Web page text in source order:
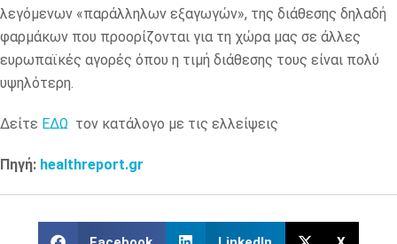
λεγόμενων «παράλληλων εξαγωγών», της διάθεσης δηλαδή
φαρμάκων που προορίζονται για τη χώρα μας σε άλλες
ευρωπαϊκές αγορές όπου η τιμή διάθεσης τους είναι πολύ
υψηλότερη.
Δείτε ΕΔΩ τον κατάλογο με τις ελλείψεις
Πηγή: healthreport.gr